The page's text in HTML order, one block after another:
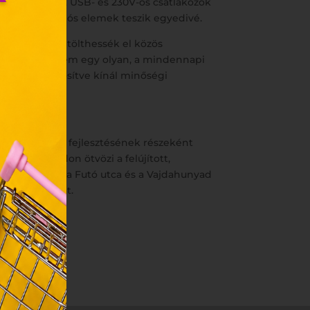
dekorációs elemek teszik egyedivé.
tölthessék el közös
meg, hanem egy olyan, a mindennapi
egymást erősítve kínál minőségi
elterülő fejlesztésének részeként
egyedi módon ötvözi a felújított,
a Futó utca és a Vajdahunyad
szívesen lát.
a